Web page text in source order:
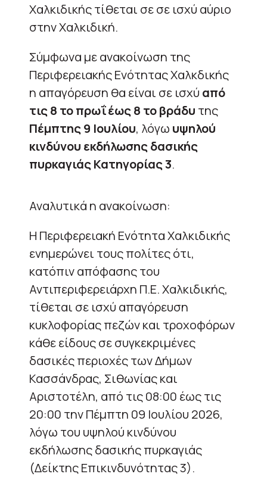
Χαλκιδικής τίθεται σε σε ισχύ αύριο
στην Χαλκιδική.
Σύμφωνα με ανακοίνωση της
Περιφερειακής Ενότητας Χαλκδικής
η απαγόρευση θα είναι σε ισχύ από
τις 8 το πρωΐ έως 8 το βράδυ της
Πέμπτης 9 Ιουλίου, λόγω υψηλού
κινδύνου εκδήλωσης δασικής
πυρκαγιάς Κατηγορίας 3.
Αναλυτικά η ανακοίνωση:
Η Περιφερειακή Ενότητα Χαλκιδικής
ενημερώνει τους πολίτες ότι,
κατόπιν απόφασης του
Αντιπεριφερειάρχη Π.Ε. Χαλκιδικής,
τίθεται σε ισχύ απαγόρευση
κυκλοφορίας πεζών και τροχοφόρων
κάθε είδους σε συγκεκριμένες
δασικές περιοχές των Δήμων
Κασσάνδρας, Σιθωνίας και
Αριστοτέλη, από τις 08:00 έως τις
20:00 την Πέμπτη 09 Ιουλίου 2026,
λόγω του υψηλού κινδύνου
εκδήλωσης δασικής πυρκαγιάς
(Δείκτης Επικινδυνότητας 3).